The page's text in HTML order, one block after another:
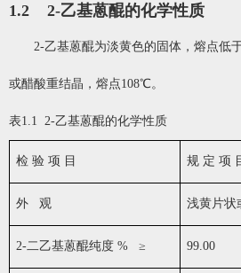
1.2 2-乙基蒽醌的化学性质
2-乙基蒽醌为淡黄色的固体，熔点低
或醋酸重结晶，熔点108℃。
表1.1 2-乙基蒽醌的化学性质
检 验 项 目 规 定 项
外 观 浅黄片状
2-二乙基蒽醌纯度 % ≥ 99.00